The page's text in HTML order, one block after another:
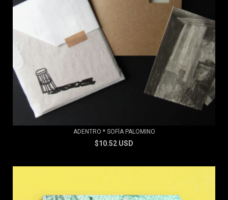
ADENTRO * SOFÍA PALOMINO
$10.52 USD